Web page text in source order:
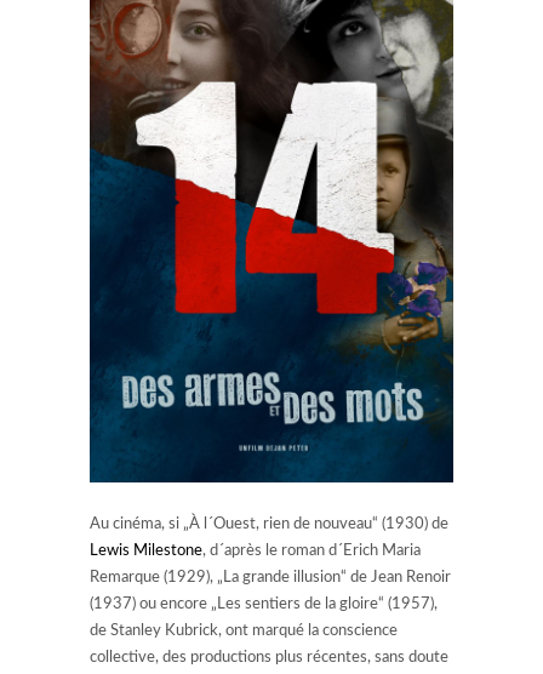
Au cinéma, si „À l´Ouest, rien de nouveau“ (1930) de
Lewis Milestone, d´après le roman d´Erich Maria
Remarque (1929), „La grande illusion“ de Jean Renoir
(1937) ou encore „Les sentiers de la gloire“ (1957),
de Stanley Kubrick, ont marqué la conscience
collective, des productions plus récentes, sans doute